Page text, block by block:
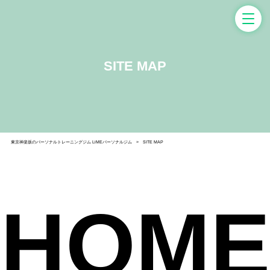
SITE MAP
東京神楽坂のパーソナルトレーニングジム LiMEパーソナルジム SITE MAP
HOME